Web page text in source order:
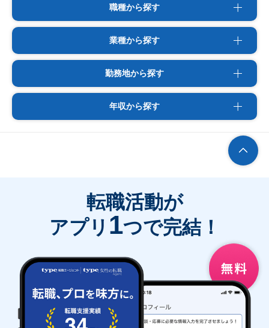
職種から探す
業種から探す
勤務地から探す
年収から探す
転職活動が
アプリ 1つで完結！